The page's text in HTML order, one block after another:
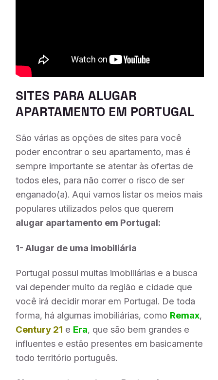
SITES PARA ALUGAR
APARTAMENTO EM PORTUGAL
São várias as opções de sites para você
poder encontrar o seu apartamento, mas é
sempre importante se atentar às ofertas de
todos eles, para não correr o risco de ser
enganado(a). Aqui vamos listar os meios mais
populares utilizados pelos que querem
alugar apartamento em Portugal:
1- Alugar de uma imobiliária
Portugal possui muitas imobiliárias e a busca
vai depender muito da região e cidade que
você irá decidir morar em Portugal. De toda
forma, há algumas imobiliárias, como Remax,
Century 21 e Era, que são bem grandes e
influentes e estão presentes em basicamente
todo território português.